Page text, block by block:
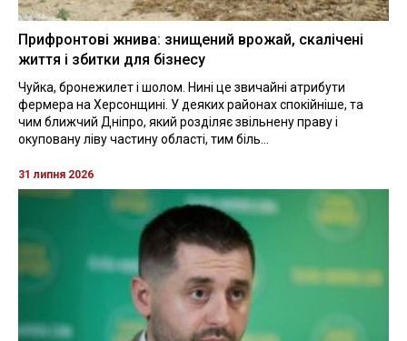
Прифронтові жнива: знищений врожай, скалічені
життя і збитки для бізнесу
Чуйка, бронежилет і шолом. Нині це звичайні атрибути
фермера на Херсонщині. У деяких районах спокійніше, та
чим ближчий Дніпро, який розділяє звільнену праву і
окуповану ліву частину області, тим біль...
31 липня 2026